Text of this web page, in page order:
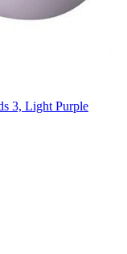
3, Light Purple